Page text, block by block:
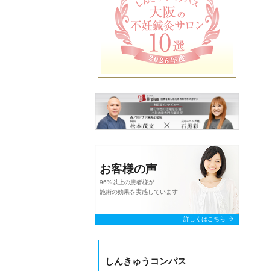
お客様の声
96%以上の患者様が
施術の効果を実感しています
詳しくはこちら arrow_forward
しんきゅうコンパス